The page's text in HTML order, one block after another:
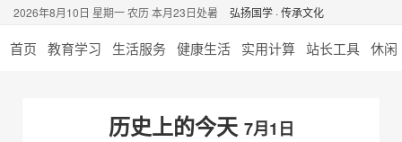
2026年8月10日 星期一 农历 本月23日处暑 弘扬国学 · 传承文化
首页 教育学习 生活服务 健康生活 实用计算 站长工具 休闲
历史上的今天 7月1日